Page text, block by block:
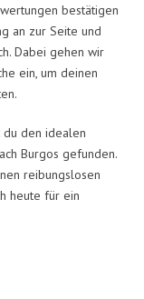
bestätigen
an zur Seite und
Dabei gehen wir
ein, um deinen
du den idealen
Burgos gefunden.
reibungslosen
heute für ein